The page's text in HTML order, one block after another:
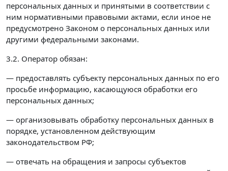
персональных данных и принятыми в соответствии с
ним нормативными правовыми актами, если иное не
предусмотрено Законом о персональных данных или
другими федеральными законами.
3.2. Оператор обязан:
— предоставлять субъекту персональных данных по его
просьбе информацию, касающуюся обработки его
персональных данных;
— организовывать обработку персональных данных в
порядке, установленном действующим
законодательством РФ;
— отвечать на обращения и запросы субъектов